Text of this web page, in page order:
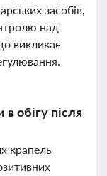
засобів,
над
викликає
обігу після
крапель